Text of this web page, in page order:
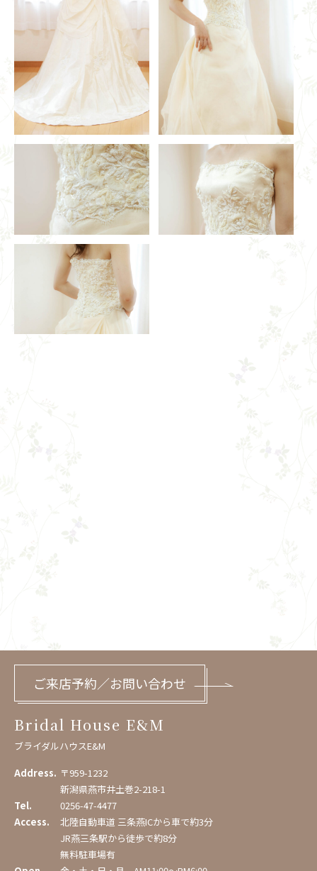
ご来店予約／お問い合わせ
Bridal House E&M
ブライダルハウスE&M
Address. 〒959-1232
新潟県燕市井土巻2-218-1
Tel.
0256-47-4477
Access.
北陸自動車道 三条燕ICから車で約3分
JR燕三条駅から徒歩で約8分
無料駐車場有